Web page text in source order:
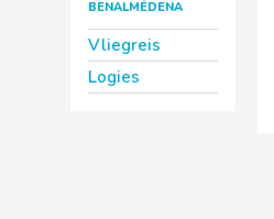
BENALMÉDENA
Vliegreis
Logies